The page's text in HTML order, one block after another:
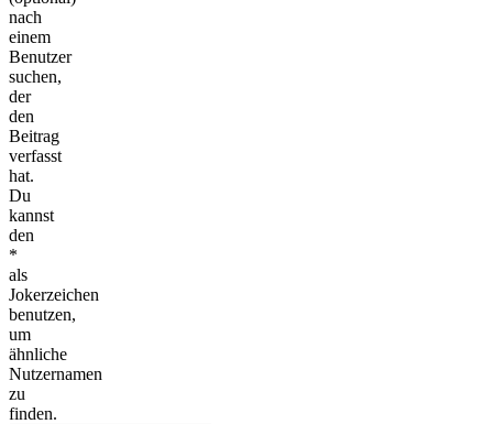
nach
einem
Benutzer
suchen,
der
den
Beitrag
verfasst
hat.
Du
kannst
den
*
als
Jokerzeichen
benutzen,
um
ähnliche
Nutzernamen
zu
finden.